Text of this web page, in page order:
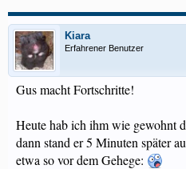
Kiara
Erfahrener Benutzer
Gus macht Fortschritte!
Heute hab ich ihm wie gewohnt
dann stand er 5 Minuten später
etwa so vor dem Gehege: